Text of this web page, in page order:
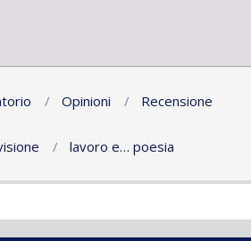
Opinioni Recensione
lavoro e… poesia